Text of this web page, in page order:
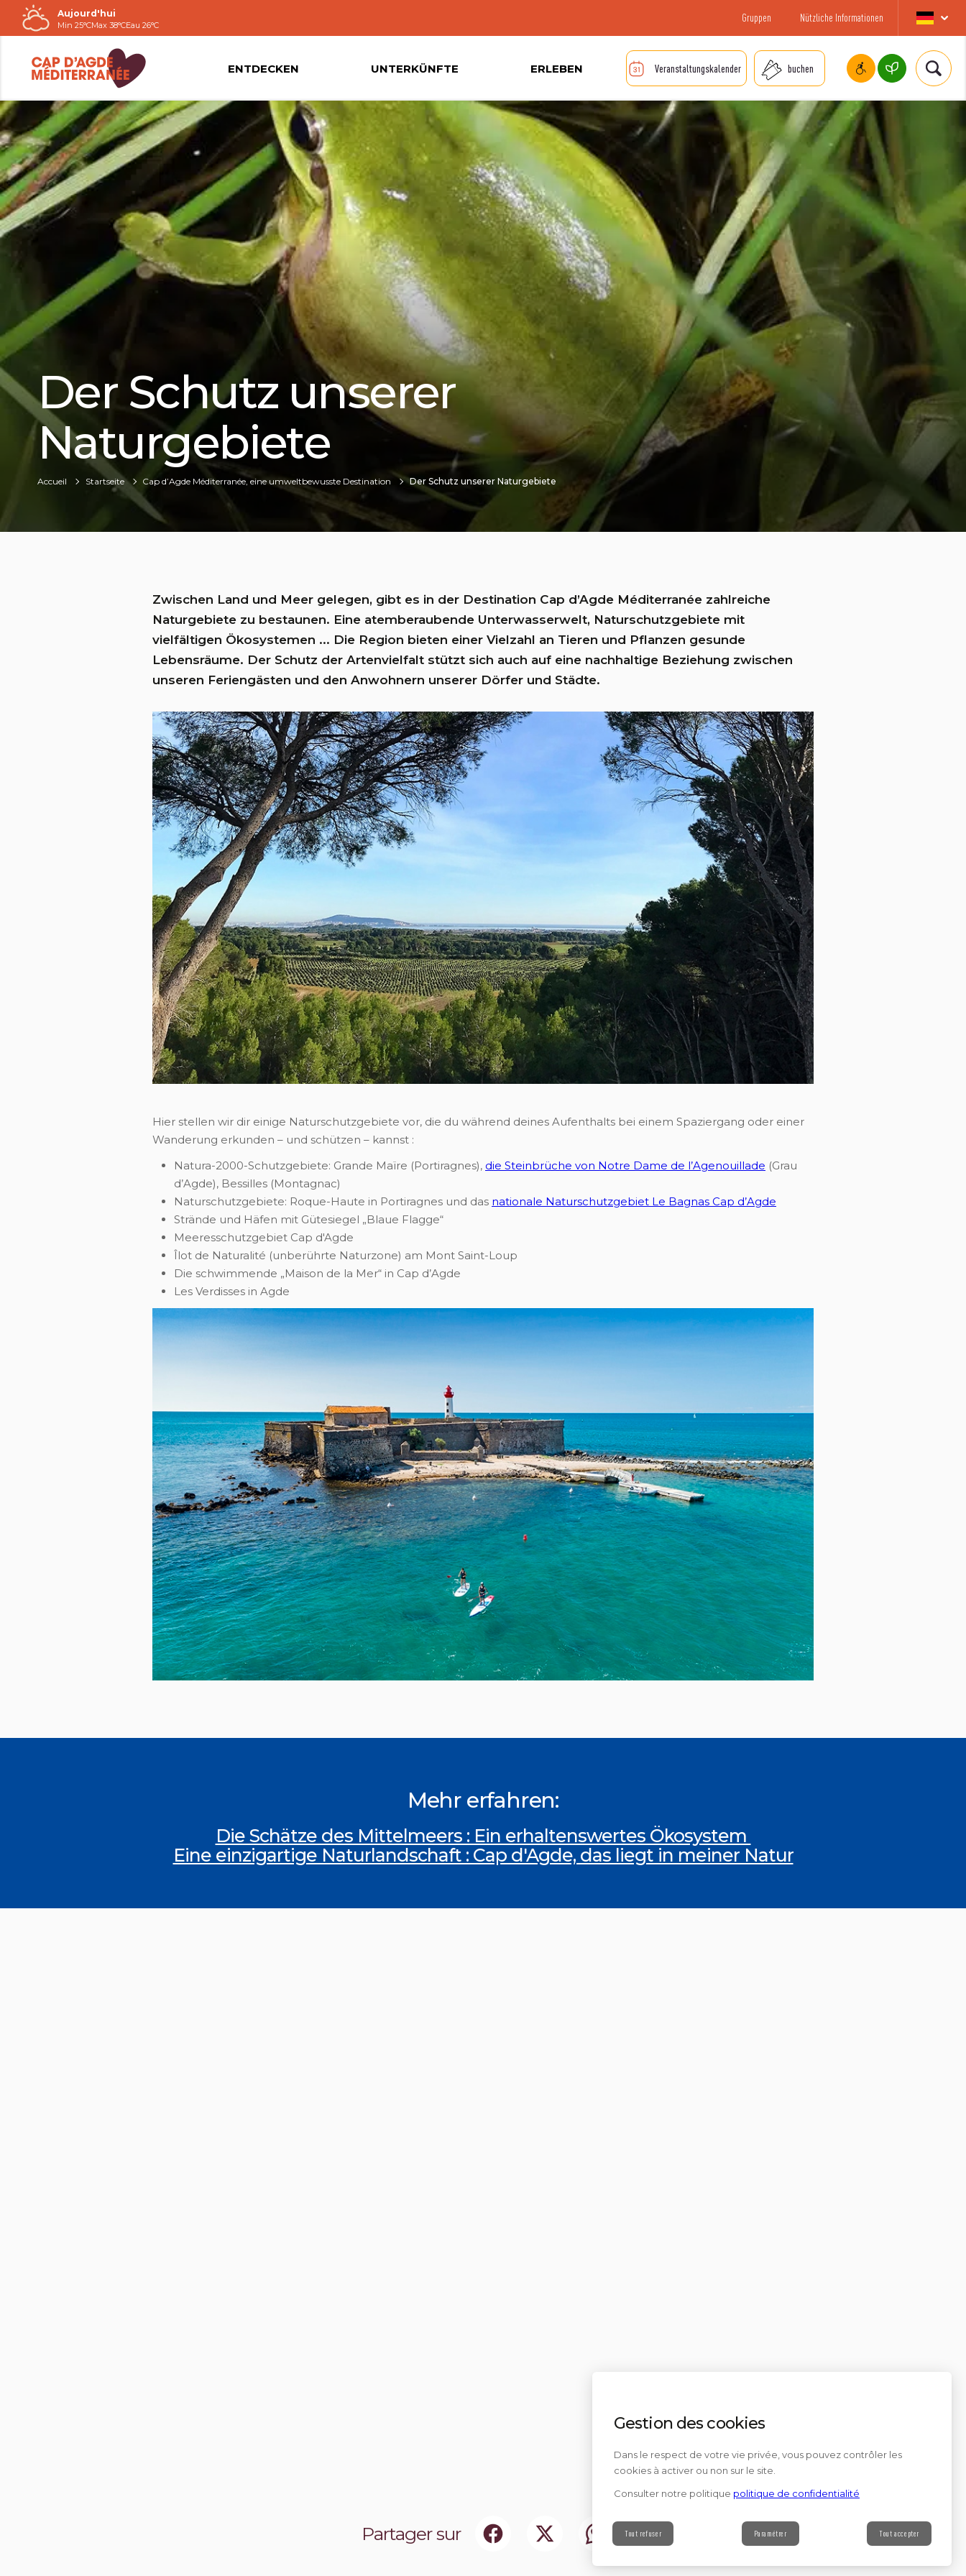
Passer
au
contenu
Aujourd'hui
Min 25°CMax 38°CEau 26°C
Gruppen Nützliche Informationen
ENTDECKEN UNTERKÜNFTE ERLEBEN Veranstaltungskalender buchen
Der Schutz unserer
Naturgebiete
Accueil Startseite Cap d’Agde Méditerranée, eine umweltbewusste Destination Der Schutz unserer Naturgebiete
Zwischen Land und Meer gelegen, gibt es in der Destination Cap d’Agde Méditerranée zahlreiche
Naturgebiete zu bestaunen. Eine atemberaubende Unterwasserwelt, Naturschutzgebiete mit
vielfältigen Ökosystemen ... Die Region bieten einer Vielzahl an Tieren und Pflanzen gesunde
Lebensräume. Der Schutz der Artenvielfalt stützt sich auch auf eine nachhaltige Beziehung zwischen
unseren Feriengästen und den Anwohnern unserer Dörfer und Städte.
Hier stellen wir dir einige Naturschutzgebiete vor, die du während deines Aufenthalts bei einem Spaziergang oder einer
Wanderung erkunden – und schützen – kannst :
Natura-2000-Schutzgebiete: Grande Maïre (Portiragnes), die Steinbrüche von Notre Dame de l’Agenouillade (Grau
d’Agde), Bessilles (Montagnac)
Naturschutzgebiete: Roque-Haute in Portiragnes und das nationale Naturschutzgebiet Le Bagnas Cap d’Agde
Strände und Häfen mit Gütesiegel „Blaue Flagge“
Meeresschutzgebiet Cap d'Agde
Îlot de Naturalité (unberührte Naturzone) am Mont Saint-Loup
Die schwimmende „Maison de la Mer“ in Cap d’Agde
Les Verdisses in Agde
Mehr erfahren:
Die Schätze des Mittelmeers : Ein erhaltenswertes Ökosystem
Eine einzigartige Naturlandschaft : Cap d'Agde, das liegt in meiner Natur
Contact
Partager sur
Gestion des cookies
Dans le respect de votre vie privée, vous pouvez contrôler les
cookies à activer ou non sur le site.
Consulter notre politique politique de confidentialité
Tout refuser Paramétrer Tout accepter